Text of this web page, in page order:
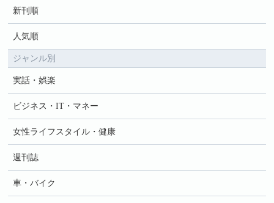
新刊順
人気順
ジャンル別
実話・娯楽
ビジネス・IT・マネー
女性ライフスタイル・健康
週刊誌
車・バイク